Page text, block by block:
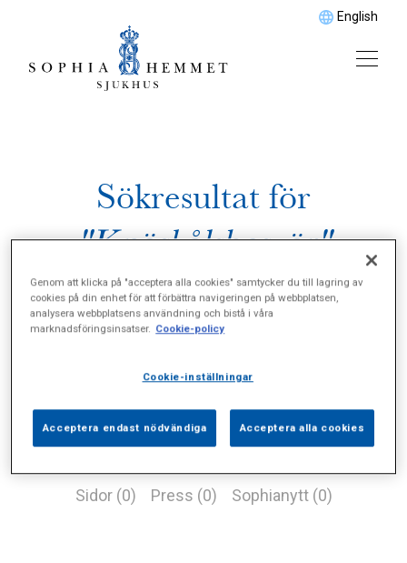
English
Sökresultat för
"Knäskålsbesvär"
Sidor (0) Press (0) Sophianytt (0)
Genom att klicka på "acceptera alla cookies" samtycker du till lagring av
cookies på din enhet för att förbättra navigeringen på webbplatsen,
analysera webbplatsens användning och bistå i våra
marknadsföringsinsatser. Cookie-policy
Cookie-inställningar
Acceptera endast nödvändiga Acceptera alla cookies